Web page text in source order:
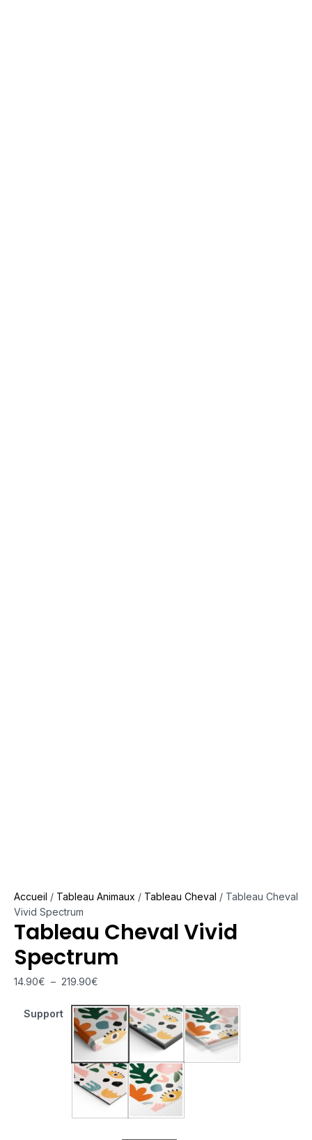
Accueil / Tableau Animaux / Tableau Cheval / Tableau Cheval
Vivid Spectrum
Tableau Cheval Vivid
Spectrum
14.90€ – 219.90€
Support
Tableau Monté Sur Châssis
Tableau Cadre Flottant
Tableau Plexiglas
Tableau AluminiumPoster sur Papier Photo